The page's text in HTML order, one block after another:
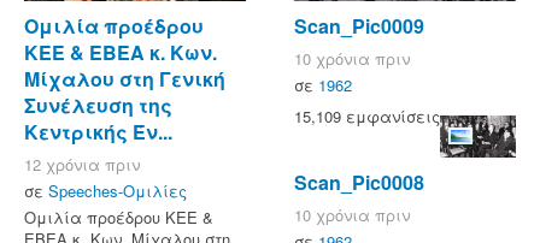
Ομιλία προέδρου
ΚΕΕ & ΕΒΕΑ κ. Κων.
Μίχαλου στη Γενική
Συνέλευση της
Κεντρικής Έν...
12 χρόνια πριν
σε Speeches-Ομιλίες
Ομιλία προέδρου ΚΕΕ &
Scan_Pic0009
10 χρόνια πριν
σε 1962
15,109 εμφανίσεις
Scan_Pic0008
10 χρόνια πριν